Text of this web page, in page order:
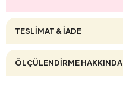
TESLİMAT & İADE
ÖLÇÜLENDİRME HAKKINDA